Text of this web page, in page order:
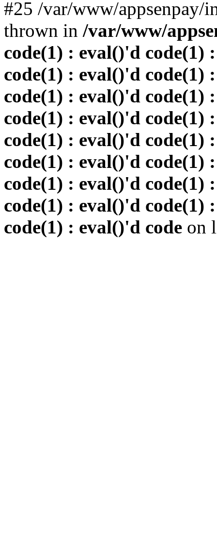
#25 /var/www/
thrown in /var/www/
code(1) : eval()'d code(1)
code(1) : eval()'d code(1)
code(1) : eval()'d code(1)
code(1) : eval()'d code(1)
code(1) : eval()'d code(1)
code(1) : eval()'d code(1)
code(1) : eval()'d code(1)
code(1) : eval()'d code(1)
code(1) : eval()'d code on